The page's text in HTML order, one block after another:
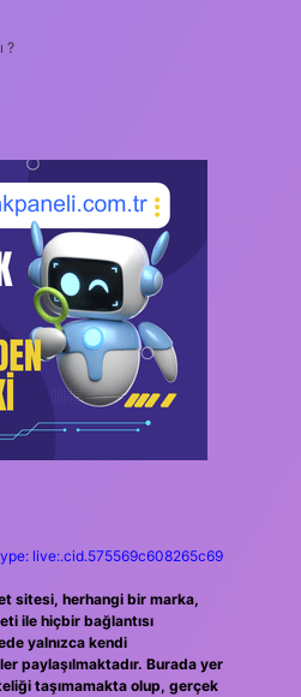
?
live:.cid.575569c608265c69
sitesi, herhangi bir marka,
ile hiçbir bağlantısı
yalnızca kendi
paylaşılmaktadır. Burada yer
taşımamakta olup, gerçek